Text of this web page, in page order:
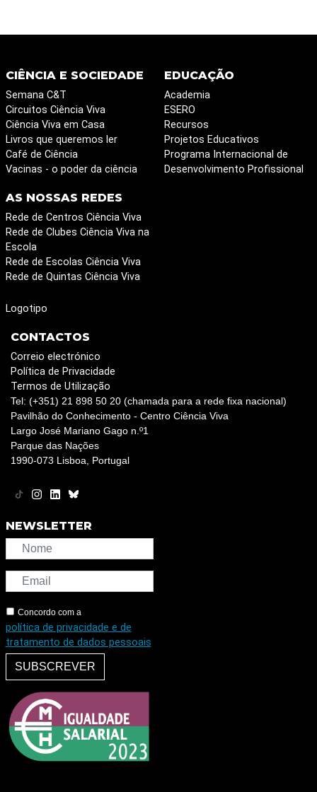
CIÊNCIA E SOCIEDADE
Semana C&T
Circuitos Ciência Viva
Ciência Viva em Casa
Livros que queremos ler
Café de Ciência
Vacinas - o poder da ciência
EDUCAÇÃO
Academia
ESERO
Recursos
Projetos Educativos
Programa Internacional de
Desenvolvimento Profissional
AS NOSSAS REDES
Rede de Centros Ciência Viva
Rede de Clubes Ciência Viva na
Escola
Rede de Escolas Ciência Viva
Rede de Quintas Ciência Viva
Logotipo
CONTACTOS
Correio electrónico
Política de Privacidade
Termos de Utilização
Tel: (+351) 21 898 50 20 (chamada para a rede fixa nacional)
Pavilhão do Conhecimento - Centro Ciência Viva
Largo José Mariano Gago n.º1
Parque das Nações
1990-073 Lisboa, Portugal
NEWSLETTER
Concordo com a
política de privacidade e de
tratamento de dados pessoais
SUBSCREVER